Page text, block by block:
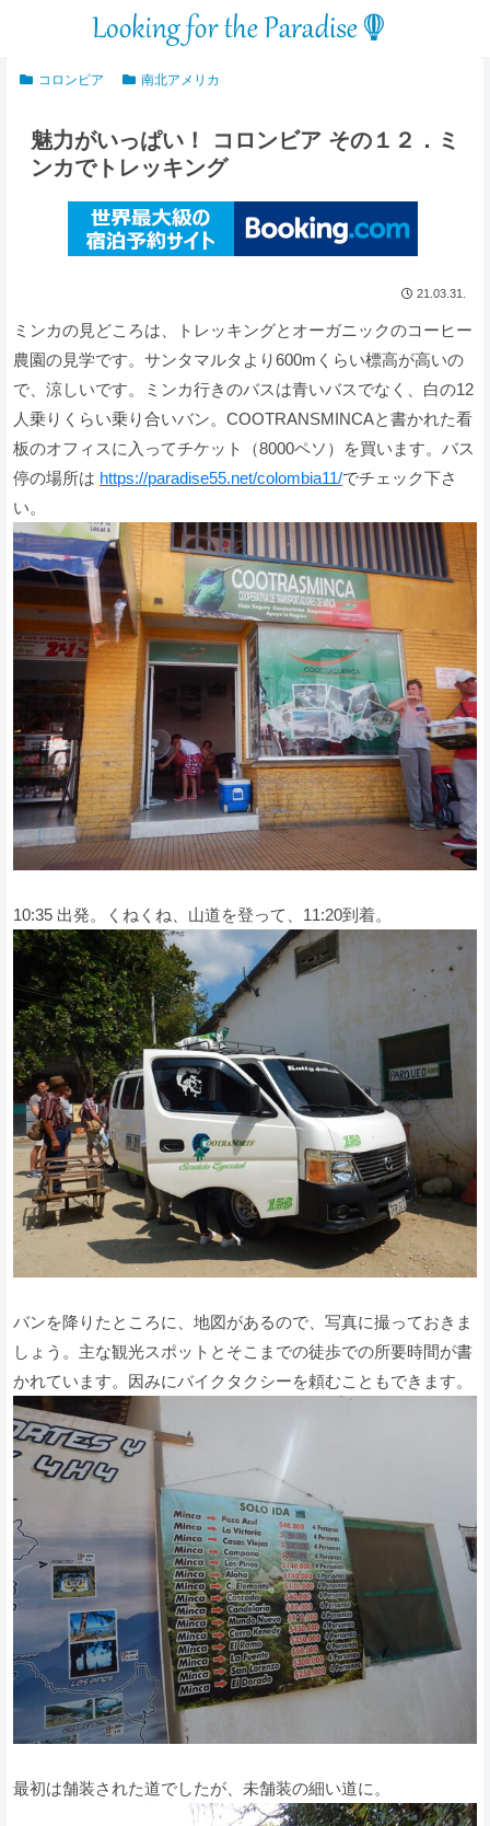
コロンビア 南北アメリカ
魅力がいっぱい！ コロンビア その１２．ミ
ンカでトレッキング
21.03.31.
ミンカの見どころは、トレッキングとオーガニックのコーヒー
農園の見学です。サンタマルタより600mくらい標高が高いの
で、涼しいです。ミンカ行きのバスは青いバスでなく、白の12
人乗りくらい乗り合いバン。COOTRANSMINCAと書かれた看
板のオフィスに入ってチケット（8000ペソ）を買います。バス
停の場所は https://paradise55.net/colombia11/でチェック下さ
い。
10:35 出発。くねくね、山道を登って、11:20到着。
バンを降りたところに、地図があるので、写真に撮っておきま
しょう。主な観光スポットとそこまでの徒歩での所要時間が書
かれています。因みにバイクタクシーを頼むこともできます。
最初は舗装された道でしたが、未舗装の細い道に。